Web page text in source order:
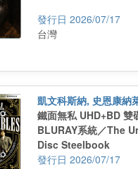
利《夢行者 保羅》
亞《蜘蛛人:無家日》《沙丘》系
羅伯派汀森《蝙蝠俠》《暮
拉娜海姆《甘草披薩》
馬蒙杜亞提《元素方城市》發
文
2026/07/17
台灣
凱文科斯納, 史恩康納
鐵面無私 UHD+BD 雙
BLURAY系統／The
Disc Steelbook
2026/07/17